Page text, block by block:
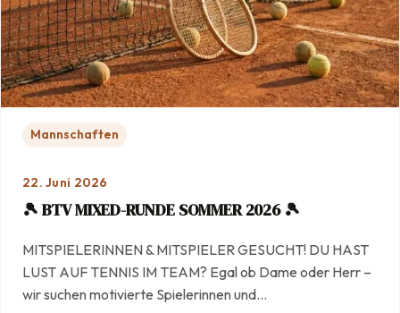
Mannschaften
22. Juni 2026
🎾 BTV MIXED-RUNDE SOMMER 2026 🎾
MITSPIELERINNEN & MITSPIELER GESUCHT! DU HAST
LUST AUF TENNIS IM TEAM? Egal ob Dame oder Herr –
wir suchen motivierte Spielerinnen und…